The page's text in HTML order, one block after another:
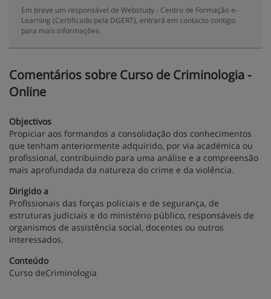
Em breve um responsável de Webstudy - Centro de Formação e-
Learning (Certificado pela DGERT), entrará em contacto contigo
para mais informações.
Comentários sobre Curso de Criminologia -
Online
Objectivos
Propiciar aos formandos a consolidação dos conhecimentos
que tenham anteriormente adquirido, por via académica ou
profissional, contribuindo para uma análise e a compreensão
mais aprofundada da natureza do crime e da violência.
Dirigido a
Profissionais das forças policiais e de segurança, de
estruturas judiciais e do ministério público, responsáveis de
organismos de assistência social, docentes ou outros
interessados.
Conteúdo
Curso deCriminologia